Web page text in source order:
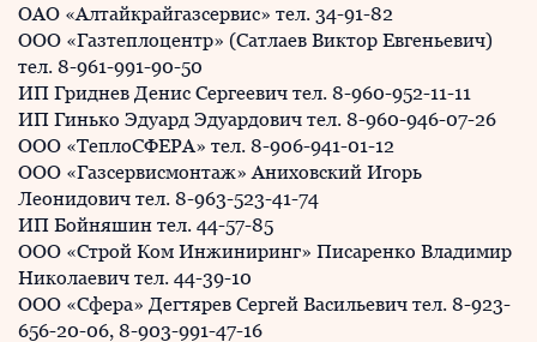
ОАО «Алтайкрайгазсервис» тел. 34-91-82
ООО «Газтеплоцентр» (Сатлаев Виктор Евгеньевич)
тел. 8-961-991-90-50
ИП Гриднев Денис Сергеевич тел. 8-960-952-11-11
ИП Гинько Эдуард Эдуардович тел. 8-960-946-07-26
ООО «ТеплоСФЕРА» тел. 8-906-941-01-12
ООО «Газсервисмонтаж» Аниховский Игорь
Леонидович тел. 8-963-523-41-74
ИП Бойняшин тел. 44-57-85
ООО «Строй Ком Инжиниринг» Писаренко Владимир
Николаевич тел. 44-39-10
ООО «Сфера» Дегтярев Сергей Васильевич тел. 8-923-
656-20-06, 8-903-991-47-16